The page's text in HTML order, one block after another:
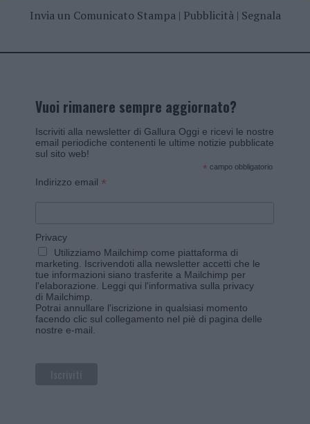
Invia un Comunicato Stampa| Pubblicità| Segnala
Vuoi rimanere sempre aggiornato?
Iscriviti alla newsletter di Gallura Oggi e ricevi le nostre
email periodiche contenenti le ultime notizie pubblicate
sul sito web!
* campo obbligatorio
Indirizzo email *
Privacy
Utilizziamo Mailchimp come piattaforma di
marketing. Iscrivendoti alla newsletter accetti che le
tue informazioni siano trasferite a Mailchimp per
l'elaborazione. Leggi qui l'informativa sulla privacy
di Mailchimp
Potrai annullare l'iscrizione in qualsiasi momento
facendo clic sul collegamento nel piè di pagina delle
nostre e-mail.